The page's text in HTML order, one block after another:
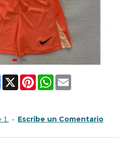
Facebook
X PinterestWhatsApp
Email
1. - Escribe un Comentario